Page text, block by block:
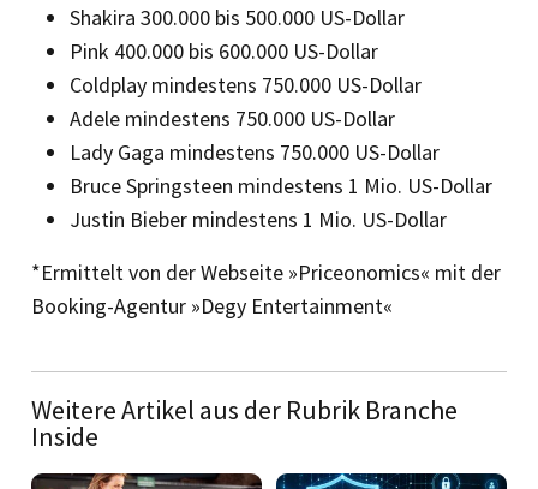
Shakira 300.000 bis 500.000 US-Dollar
Pink 400.000 bis 600.000 US-Dollar
Coldplay mindestens 750.000 US-Dollar
Adele mindestens 750.000 US-Dollar
Lady Gaga mindestens 750.000 US-Dollar
Bruce Springsteen mindestens 1 Mio. US-Dollar
Justin Bieber mindestens 1 Mio. US-Dollar
*Ermittelt von der Webseite »Priceonomics« mit der
Booking-Agentur »Degy Entertainment«
Weitere Artikel aus der Rubrik Branche
Inside